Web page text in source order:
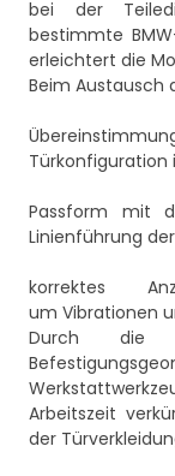
bei der
bestimmte
erleichtert die
Beim Austausch
Türkonfiguration
Passform mit
Linienführung
korrektes
um Vibrationen
Durch die
Arbeitszeit
der